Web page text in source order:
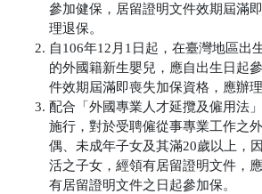
參加健保，居留證明文件效期屆滿
理退保。
自106年12月1日起，在臺灣地區出
的外國籍新生嬰兒，應自出生日起
件效期屆滿即喪失加保資格，應辦理
配合「外國專業人才延攬及僱用法
施行，對於受聘僱從事專業工作之
偶、未成年子女及其滿20歲以上，
活之子女，經領有居留證明文件，
有居留證明文件之日起參加保。